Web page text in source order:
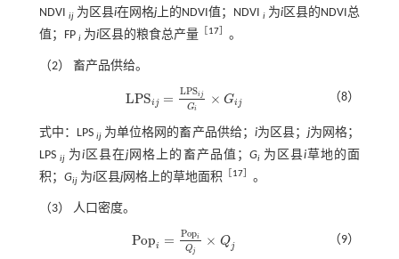
NDVI ij为区县i在网格j上的NDVI值；NDVIi 为i区县的NDVI总
值；FP i为i区县的粮食总产量［ 17］ 。
（2） 畜产品供给。
LPSi j = LPSij
Gi
× Gi j
LPSij=L PSi Gi×Gij （8）
式中：LPS ij为单位格网的畜产品供给； i为区县；j为网格；
LPS ij为i区县在j 网格上的畜产品值； Gi为区县i草地的面
积； Gij为i区县j网格上的草地面积 17］ 。
（3） 人口密度。
Popi = Popi
Qj
× Qj
Popi= Pop iQj×Q j （9）